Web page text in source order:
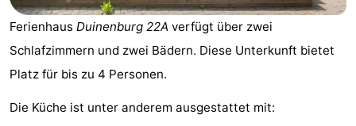
-
Ferienhaus Duinenburg 22A verfügt über zwei
Schlafzimmern und zwei Bädern. Diese Unterkunft bietet
Platz für bis zu 4 Personen.
Die Küche ist unter anderem ausgestattet mit: